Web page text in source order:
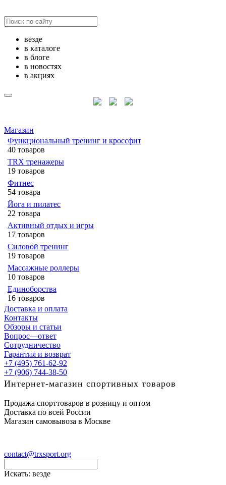
везде
в каталоге
в блоге
в новостях
в акциях
Магазин
Функциональный тренинг и кроссфит
40 товаров
TRX тренажеры
19 товаров
Фитнес
54 товара
Йога и пилатес
22 товара
Активный отдых и игры
17 товаров
Силовой тренинг
19 товаров
Массажные роллеры
10 товаров
Единоборства
16 товаров
Доставка и оплата
Контакты
Обзоры и статьи
Вопрос—ответ
Сотрудничество
Гарантия и возврат
+7 (495) 761-62-92
+7 (906) 744-38-50
Интернет-магазин спортивных товаров
Продажа спорттоваров в розницу и оптом
Доставка по всей России
Магазин самовывоза в Москве
contact@trxsport.org
Искать: везде